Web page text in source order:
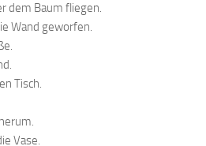
dem Baum fliegen.
Wand geworfen.
Tisch.
Vase.